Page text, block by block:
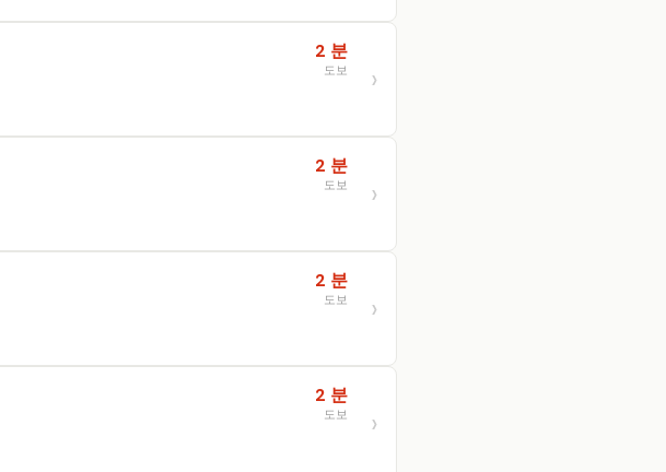
2 분
도보
2 분
도보
2 분
도보
2 분
도보